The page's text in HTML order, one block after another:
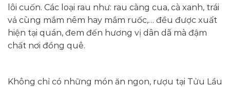
lôi cuốn. Các loại rau như: rau càng cua, cà xanh, trái
vả cùng mắm nêm hay mắm ruốc,… đều được xuất
hiện tại quán, đem đến hương vị dân dã mà đậm
chất nơi đồng quê.
Không chỉ có những món ăn ngon, rượu tại Tửu Lầu